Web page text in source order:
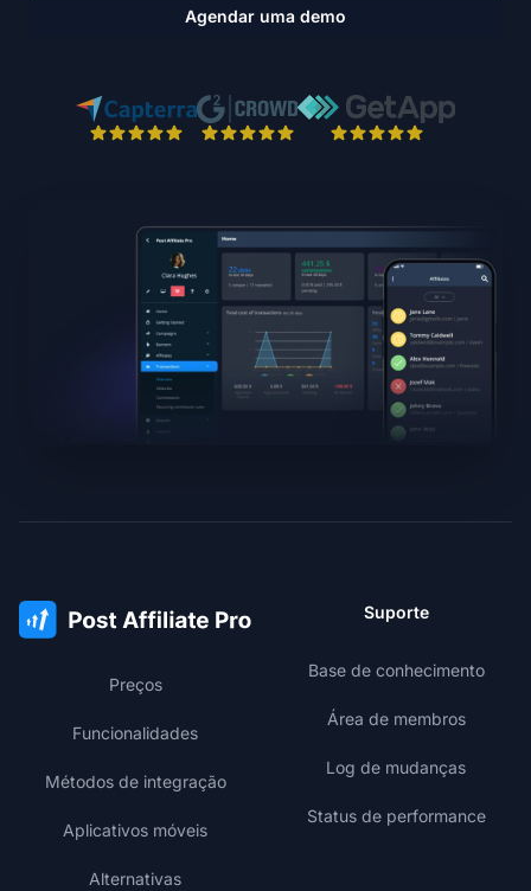
Agendar uma demo
Preços
Funcionalidades
Métodos de integração
Aplicativos móveis
Alternativas
Suporte
Base de conhecimento
Área de membros
Log de mudanças
Status de performance